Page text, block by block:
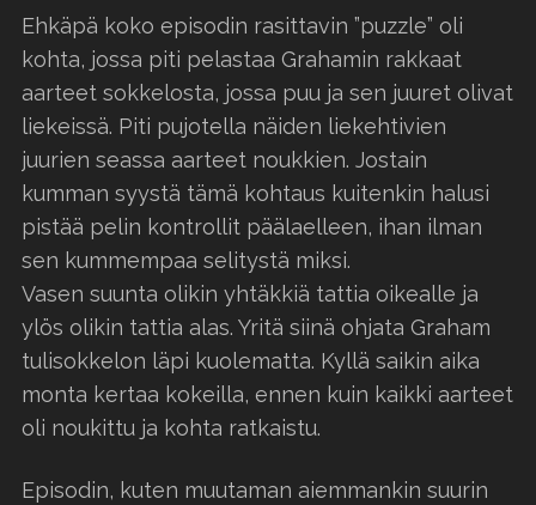
Ehkäpä koko episodin rasittavin ”puzzle” oli
kohta, jossa piti pelastaa Grahamin rakkaat
aarteet sokkelosta, jossa puu ja sen juuret olivat
liekeissä. Piti pujotella näiden liekehtivien
juurien seassa aarteet noukkien. Jostain
kumman syystä tämä kohtaus kuitenkin halusi
pistää pelin kontrollit päälaelleen, ihan ilman
sen kummempaa selitystä miksi.
Vasen suunta olikin yhtäkkiä tattia oikealle ja
ylös olikin tattia alas. Yritä siinä ohjata Graham
tulisokkelon läpi kuolematta. Kyllä saikin aika
monta kertaa kokeilla, ennen kuin kaikki aarteet
oli noukittu ja kohta ratkaistu.
Episodin, kuten muutaman aiemmankin suurin